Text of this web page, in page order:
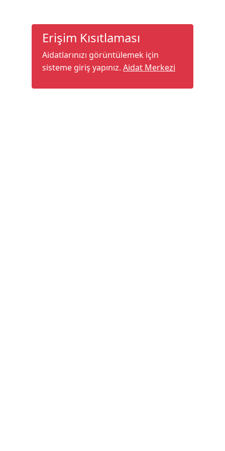
Erişim Kısıtlaması
Aidatlarınızı görüntülemek için
sisteme giriş yapınız. Aidat Merkezi